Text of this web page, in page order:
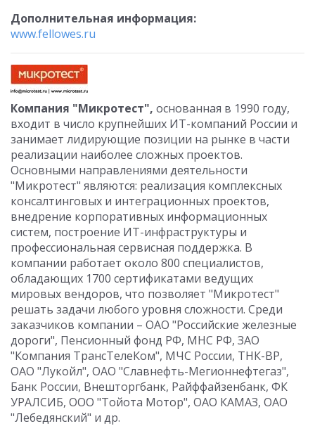
Дополнительная информация:
www.fellowes.ru
Компания "Микротест", основанная в 1990 году,
входит в число крупнейших ИТ-компаний России и
занимает лидирующие позиции на рынке в части
реализации наиболее сложных проектов.
Основными направлениями деятельности
"Микротест" являются: реализация комплексных
консалтинговых и интеграционных проектов,
внедрение корпоративных информационных
систем, построение ИТ-инфраструктуры и
профессиональная сервисная поддержка. В
компании работает около 800 специалистов,
обладающих 1700 сертификатами ведущих
мировых вендоров, что позволяет "Микротест"
решать задачи любого уровня сложности. Среди
заказчиков компании – ОАО "Российские железные
дороги", Пенсионный фонд РФ, МНС РФ, ЗАО
"Компания ТрансТелеКом", МЧС России, ТНК-ВР,
ОАО "Лукойл", ОАО "Славнефть-Мегионнефтегаз",
Банк России, Внешторгбанк, Райффайзенбанк, ФК
УРАЛСИБ, ООО "Тойота Мотор", ОАО КАМАЗ, ОАО
"Лебедянский" и др.